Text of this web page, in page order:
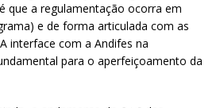
que a regulamentação ocorra em
e de forma articulada com as
interface com a Andifes na
para o aperfeiçoamento da